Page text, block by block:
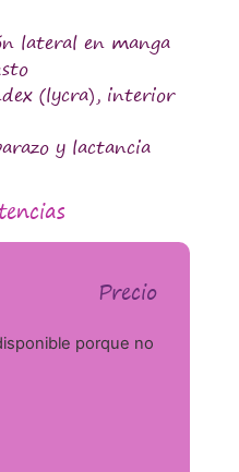
lateral en manga
(lycra), interior
y lactancia
Precio
porque no